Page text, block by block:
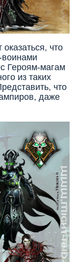
что
воинами
Героям-магам
из таких
что
даже